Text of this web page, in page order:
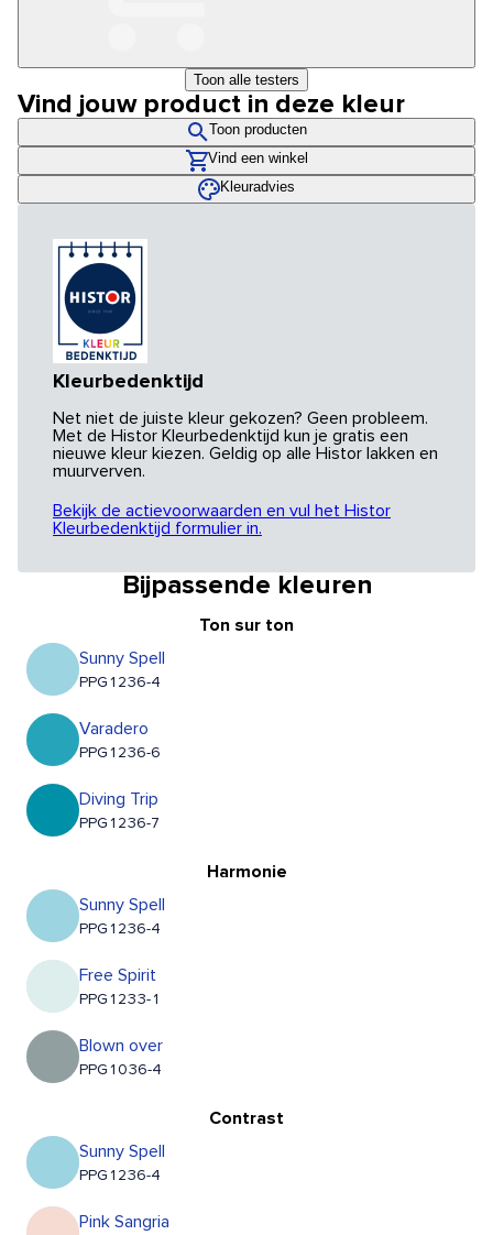
Toon alle testers
Vind jouw product in deze kleur
Toon producten
Vind een winkel
Kleuradvies
Kleurbedenktijd
Net niet de juiste kleur gekozen? Geen probleem.
Met de Histor Kleurbedenktijd kun je gratis een
nieuwe kleur kiezen. Geldig op alle Histor lakken en
muurverven.
Bekijk de actievoorwaarden en vul het Histor
Kleurbedenktijd formulier in.
Bijpassende kleuren
Ton sur ton
Sunny Spell
PPG1236-4
Varadero
PPG1236-6
Diving Trip
PPG1236-7
Harmonie
Sunny Spell
PPG1236-4
Free Spirit
PPG1233-1
Blown over
PPG1036-4
Contrast
Sunny Spell
PPG1236-4
Pink Sangria